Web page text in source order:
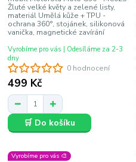
0 hodnocení
Žluté velké květy a zelené listy,
materiál Umělá kůže + TPU -
ochrana 360°, stojánek, silikonová
vanička, magnetické zavírání
499 Kč
Vyrobíme pro vás | Odesíláme za 2-3
dny
🛒 Do košíku
Vyrobíme pro vás 🎨